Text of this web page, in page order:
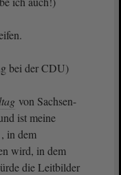
bei der CDU)
von Sachsen-
ist meine
in dem
wird, in dem
die Leitbilder